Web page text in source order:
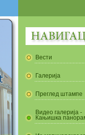
Вести
Галерија
Преглед штампе
Видео галерија -
Кањишка